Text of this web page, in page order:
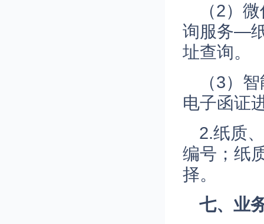
（2）
询服务—
址查询。
（3）
电子函证
2.纸质
编号；纸
择。
七、业